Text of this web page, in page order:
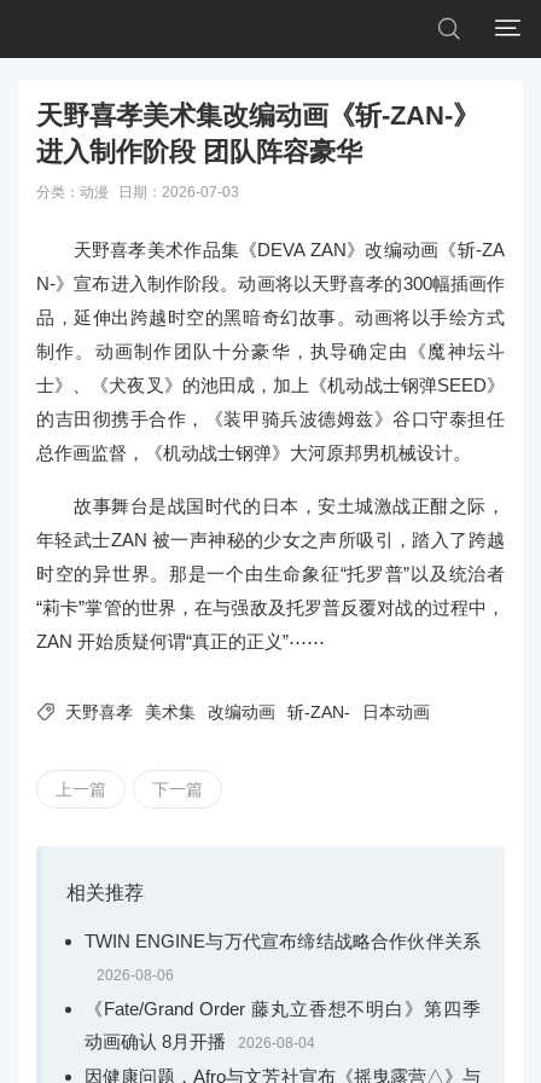


天野喜孝美术集改编动画《斩-ZAN-》
进入制作阶段 团队阵容豪华
分类： 动漫 日期：2026-07-03
天野喜孝美术作品集《DEVA ZAN》改编动画《斩-ZA
N-》宣布进入制作阶段。动画将以天野喜孝的300幅插画作
品，延伸出跨越时空的黑暗奇幻故事。动画将以手绘方式
制作。动画制作团队十分豪华，执导确定由《魔神坛斗
士》、《犬夜叉》的池田成，加上《机动战士钢弹SEED》
的吉田彻携手合作，《装甲骑兵波德姆兹》谷口守泰担任
总作画监督，《机动战士钢弹》大河原邦男机械设计。
故事舞台是战国时代的日本，安土城激战正酣之际，
年轻武士ZAN 被一声神秘的少女之声所吸引，踏入了跨越
时空的异世界。那是一个由生命象征“托罗普”以及统治者
“莉卡”掌管的世界，在与强敌及托罗普反覆对战的过程中，
ZAN 开始质疑何谓“真正的正义”⋯⋯
 天野喜孝 美术集 改编动画 斩-ZAN- 日本动画
上一篇 下一篇
相关推荐
TWIN ENGINE与万代宣布缔结战略合作伙伴关系
2026-08-06
《Fate/Grand Order 藤丸立香想不明白》第四季
动画确认 8月开播
2026-08-04
因健康问题，Afro与文芳社宣布《摇曳露营△》与